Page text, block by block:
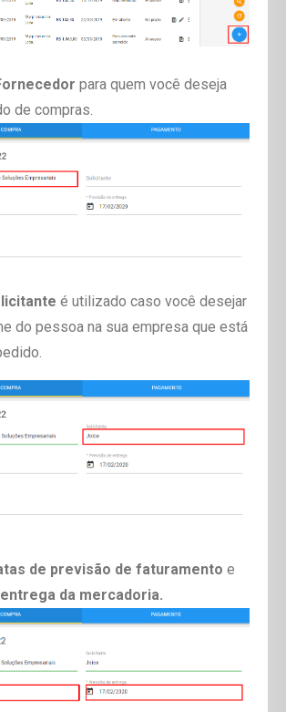
para quem você deseja
de compras.
é utilizado caso você desejar
do pessoa na sua empresa que está
de previsão de faturamento e
da mercadoria.